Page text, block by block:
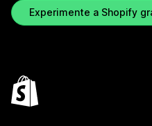
Experimente a Shopify